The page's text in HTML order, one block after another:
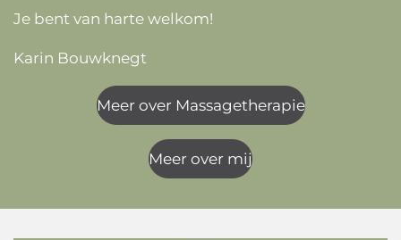
Je bent van harte welkom!
Karin Bouwknegt
Meer over Massagetherapie
Meer over mij